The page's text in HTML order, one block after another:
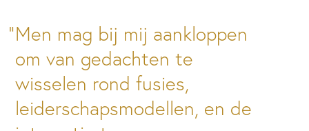
Men mag bij mij aankloppen
om van gedachten te
wisselen rond fusies,
leiderschapsmodellen, en de